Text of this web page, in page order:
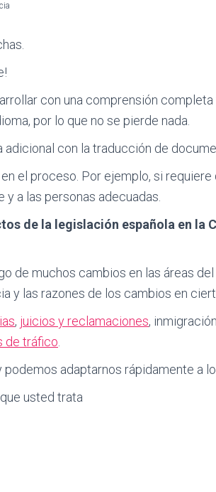
con una comprensión
por lo que no se pierde nada.
con la traducción de
el proceso. Por ejemplo, si
a las personas adecuadas.
de la legislación española en la
de muchos cambios en las áreas
y las razones de los cambios en
, juicios y reclamaciones,
de tráfico
adaptarnos rápidamente a
usted trata